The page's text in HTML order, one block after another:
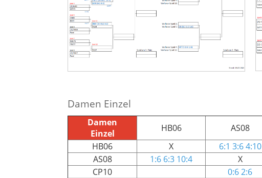
Damen Einzel
Damen
Einzel
HB06 AS08
HB06
X 6:1 3:6 4:10
AS08
1:6 6:3 10:4 X
CP10
0:6 2:6